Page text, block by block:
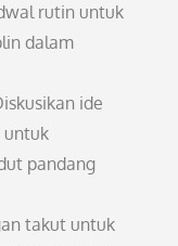
rutin untuk
dalam
ide
untuk
pandang
takut untuk